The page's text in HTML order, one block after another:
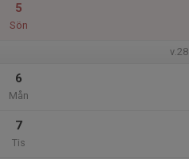
5
Sön
v.28
6
Mån
7
Tis